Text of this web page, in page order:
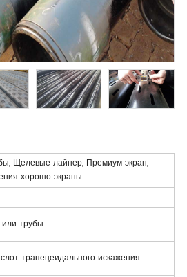
Щелевые лайнер, Премиум экран,
хорошо экраны
трубы
трапецеидального искажения